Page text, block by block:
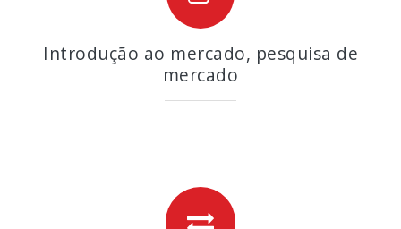
Introdução ao mercado, pesquisa de
mercado